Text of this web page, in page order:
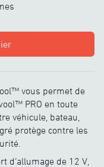
vous permet de
PRO en toute
véhicule, bateau,
protège contre les
d’allumage de 12 V,